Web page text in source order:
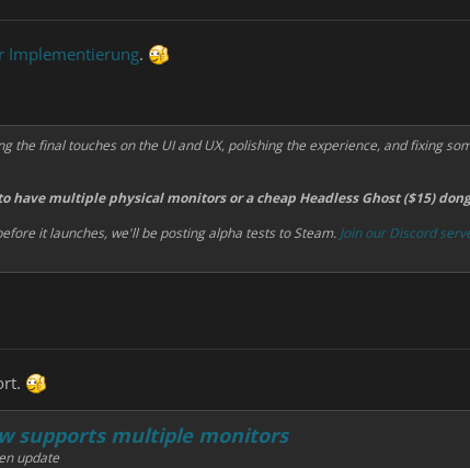
Implementierung.
the final touches on the UI and UX, polishing the experience, and fixing
multiple physical monitors or a cheap Headless Ghost ($15)
it launches, we'll be posting alpha tests to Steam. Join our Discord
supports multiple monitors
update